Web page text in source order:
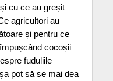
cu ce au greșit
agricultori au
și pentru ce
cocoșii
fuduliile
pot să se mai dea